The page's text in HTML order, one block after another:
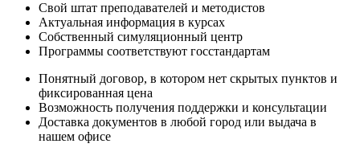
Свой штат преподавателей и методистов
Актуальная информация в курсах
Собственный симуляционный центр
Программы соответствуют госстандартам
Понятный договор, в котором нет скрытых пунктов и
фиксированная цена
Возможность получения поддержки и консультации
Доставка документов в любой город или выдача в
нашем офисе